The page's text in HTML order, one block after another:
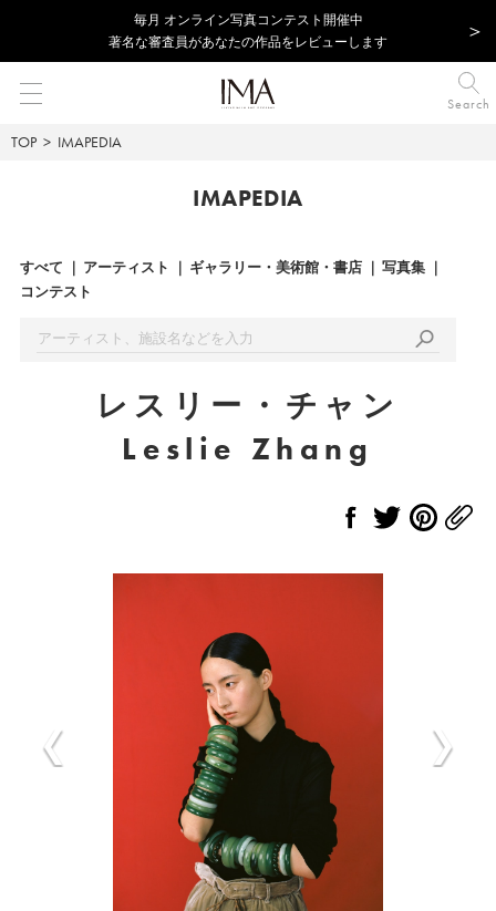
毎⽉ オンライン写真コンテスト開催中
著名な審査員があなたの作品をレビューします
Search
TOP IMAPEDIA
IMAPEDIA
すべて アーティスト ギャラリー・美術館・書店
写真集
コンテスト
レスリー・チャン
Leslie Zhang